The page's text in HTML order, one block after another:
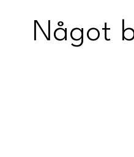
Något